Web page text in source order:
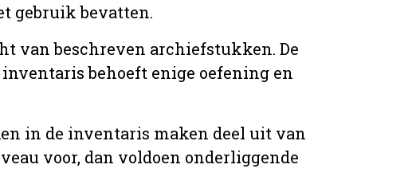
gebruik bevatten.
van beschreven archiefstukken. De
behoeft enige oefening en
in de inventaris maken deel uit van
voor, dan voldoen onderliggende